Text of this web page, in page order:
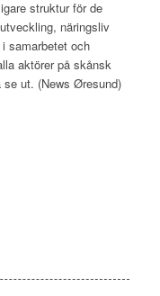
struktur för de
näringsliv
samarbetet och
aktörer på skånsk
ut. (News Øresund)